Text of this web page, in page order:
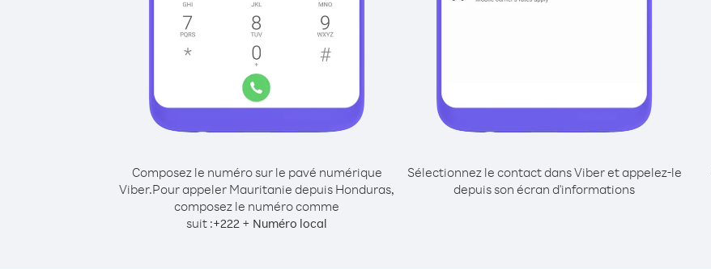
Composez le numéro sur le pavé numérique
Viber.Pour appeler Mauritanie depuis Honduras,
composez le numéro comme
suit :+222 + Numéro local
Sélectionnez le contact dans Viber et appelez-le
depuis son écran d'informations